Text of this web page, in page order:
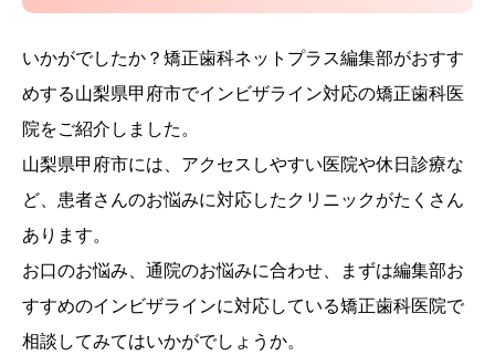
いかがでしたか？矯正歯科ネットプラス編集部がおすす
めする山梨県甲府市でインビザライン対応の矯正歯科医
院をご紹介しました。
山梨県甲府市には、アクセスしやすい医院や休日診療な
ど、患者さんのお悩みに対応したクリニックがたくさん
あります。
お口のお悩み、通院のお悩みに合わせ、まずは編集部お
すすめのインビザラインに対応している矯正歯科医院で
相談してみてはいかがでしょうか。